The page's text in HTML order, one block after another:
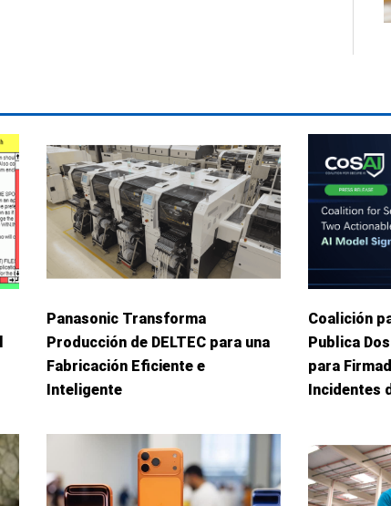
Panasonic Transforma
Producción de DELTEC para una
Fabricación Eficiente e
Inteligente
Coalición
Publica
para
Incidentes